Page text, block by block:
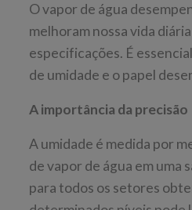
O vapor de água
melhoram nossa vida
especificações. É
de umidade e o papel
A importância da precisão
A umidade é medida por
de vapor de água em uma
para todos os setores